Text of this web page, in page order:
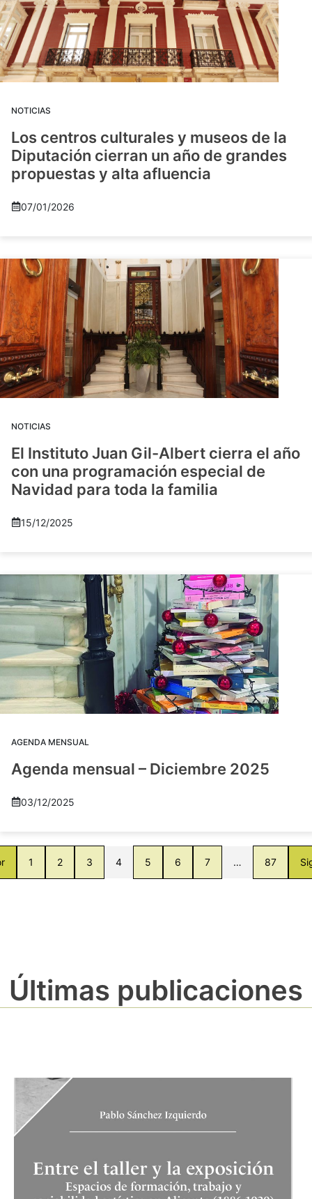
NOTICIAS
Los centros culturales y museos de la
Diputación cierran un año de grandes
propuestas y alta afluencia
07/01/2026
NOTICIAS
El Instituto Juan Gil-Albert cierra el año
con una programación especial de
Navidad para toda la familia
15/12/2025
AGENDA MENSUAL
Agenda mensual – Diciembre 2025
03/12/2025
1 2 3 4 5 6 7 … 87
Últimas publicaciones